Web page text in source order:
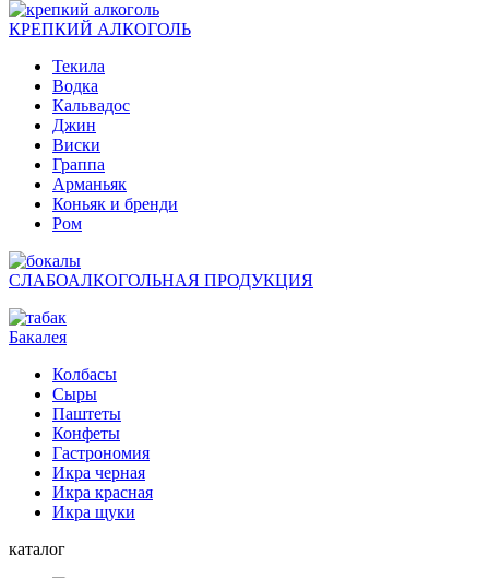
КРЕПКИЙ АЛКОГОЛЬ
Текила
Водка
Кальвадос
Джин
Виски
Граппа
Арманьяк
Коньяк и бренди
Ром
СЛАБОАЛКОГОЛЬНАЯ ПРОДУКЦИЯ
Бакалея
Колбасы
Сыры
Паштеты
Конфеты
Гастрономия
Икра черная
Икра красная
Икра щуки
каталог